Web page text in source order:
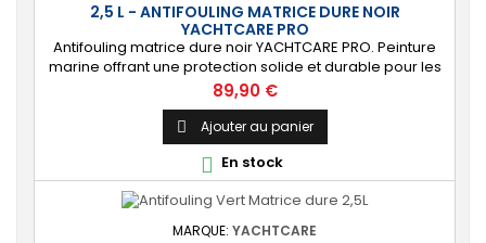
2,5 L - ANTIFOULING MATRICE DURE NOIR
YACHTCARE PRO
Antifouling matrice dure noir YACHTCARE PRO. Peinture
marine offrant une protection solide et durable pour les
bateaux en polyester, bois et acier (INCOMPATIBLE
coques aluminium). ⚙️ [Résistant] Protection solide,
durable et anti-salissures qui repoussera algues et
coquillages durant une saison complète. 🔝 [Idéal pour
les bateaux rapides] Permet...
Prix
89,90 €
 Ajouter au panier
 En stock
MARQUE: YACHTCARE